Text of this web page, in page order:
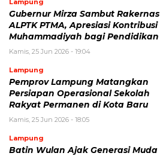
Lampung
Gubernur Mirza Sambut Rakernas
ALPTK PTMA, Apresiasi Kontribusi
Muhammadiyah bagi Pendidikan
Kamis, 25 Jun 2026 - 19:04
Lampung
Pemprov Lampung Matangkan
Persiapan Operasional Sekolah
Rakyat Permanen di Kota Baru
Kamis, 25 Jun 2026 - 18:05
Lampung
Batin Wulan Ajak Generasi Muda